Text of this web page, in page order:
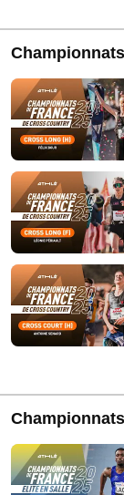
Challans 2025
Miramas 2025